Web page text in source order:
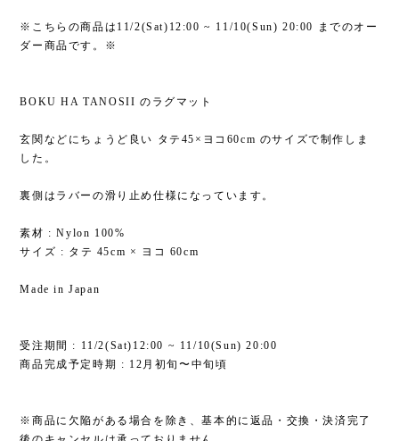
※こちらの商品は11/2(Sat)12:00 ~ 11/10(Sun) 20:00 までのオー
ダー商品です。※
BOKU HA TANOSII のラグマット
玄関などにちょうど良い タテ45×ヨコ60cm のサイズで制作しま
した。
裏側はラバーの滑り止め仕様になっています。
素材 : Nylon 100%
サイズ : タテ 45cm × ヨコ 60cm
Made in Japan
受注期間 : 11/2(Sat)12:00 ~ 11/10(Sun) 20:00
商品完成予定時期 : 12月初旬〜中旬頃
※商品に欠陥がある場合を除き、基本的に返品・交換・決済完了